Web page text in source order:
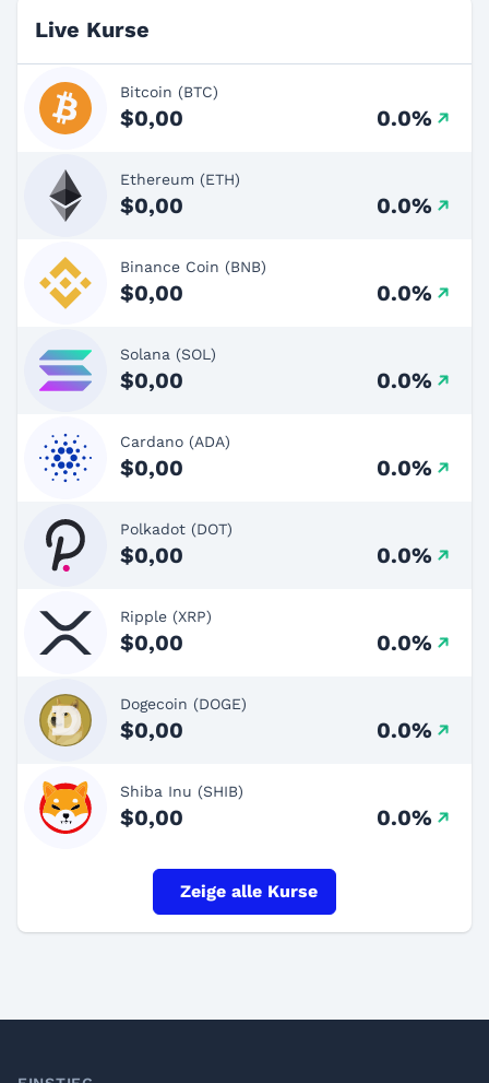
Live Kurse
Bitcoin (BTC)
$0,00 0.0%
Ethereum (ETH)
$0,00 0.0%
Binance Coin (BNB)
$0,00 0.0%
Solana (SOL)
$0,00 0.0%
Cardano (ADA)
$0,00 0.0%
Polkadot (DOT)
$0,00 0.0%
Ripple (XRP)
$0,00 0.0%
Dogecoin (DOGE)
$0,00 0.0%
Shiba Inu (SHIB)
$0,00 0.0%
Zeige alle Kurse